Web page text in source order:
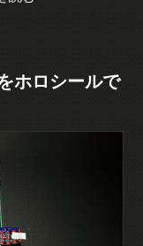
ホロシールで